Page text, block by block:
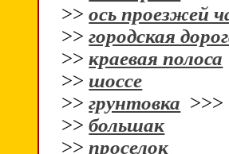
>>ось проезжей
>>городская
>>краевая полоса
>> шоссе
>>грунтовка
>>большак
>>проселок